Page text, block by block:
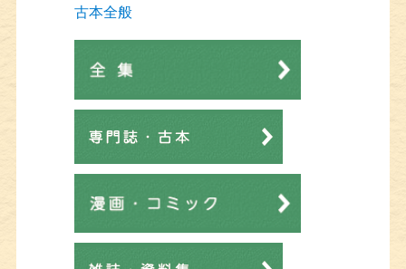
古本全般